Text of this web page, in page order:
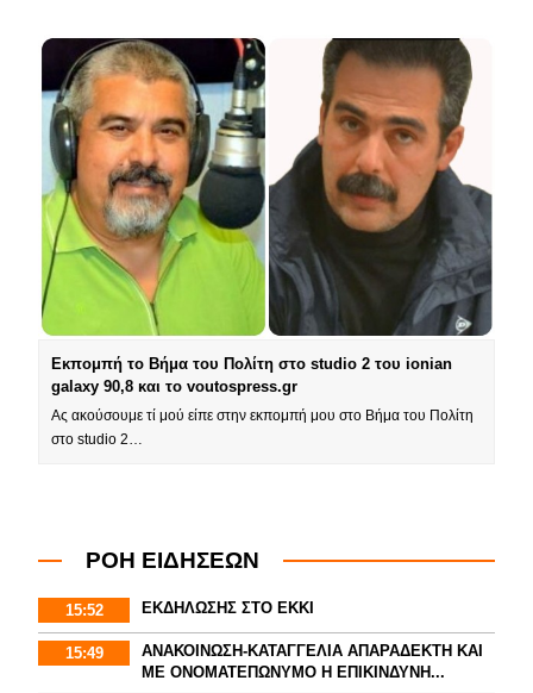
Εκπομπή το Βήμα του Πολίτη στο studio 2 του ionian
galaxy 90,8 και το voutospress.gr
Ας ακούσουμε τί μού είπε στην εκπομπή μου στο Βήμα του Πολίτη
στο studio 2…
ΡΟΗ ΕΙΔΗΣΕΩΝ
15:52 ΕΚΔΗΛΩΣΗΣ ΣΤΟ ΕΚΚΙ
15:49
ΑΝΑΚΟΙΝΩΣΗ-ΚΑΤΑΓΓΕΛΙΑ ΑΠΑΡΑΔΕΚΤΗ ΚΑΙ
ΜΕ ΟΝΟΜΑΤΕΠΩΝΥΜΟ Η ΕΠΙΚΙΝΔΥΝΗ...